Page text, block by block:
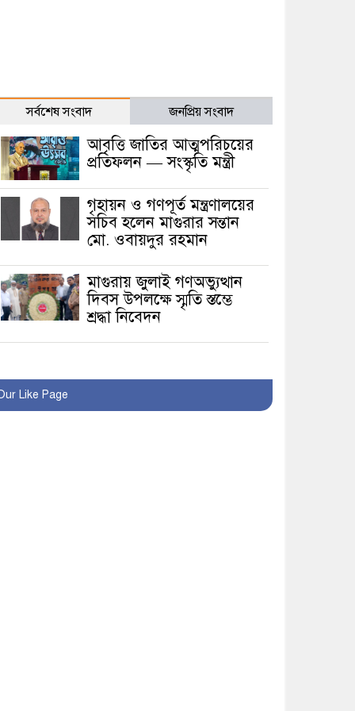
সর্বশেষ সংবাদ জনপ্রিয় সংবাদ
আবৃত্তি জাতির আত্মপরিচয়ের
প্রতিফলন — সংস্কৃতি মন্ত্রী
গৃহায়ন ও গণপূর্ত মন্ত্রণালয়ের
সচিব হলেন মাগুরার সন্তান
মো. ওবায়দুর রহমান
মাগুরায় জুলাই গণঅভ্যুত্থান
দিবস উপলক্ষে স্মৃতি স্তম্ভে
শ্রদ্ধা নিবেদন
১৮টি চায়না দোয়ারী জাল
Like Page